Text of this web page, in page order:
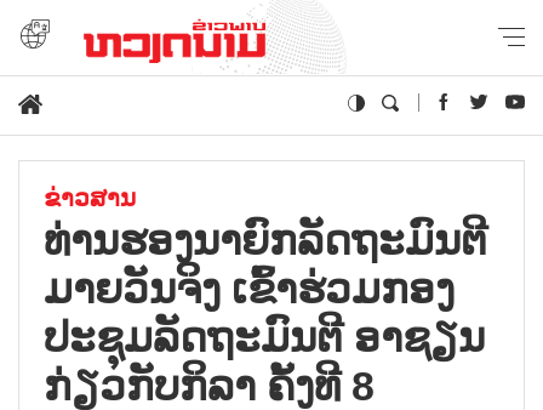
ຂ່າວສານ
ທ່ານຮອງນາຍົກລັດຖະມົນຕີ
ມາຍວັນຈິງ ເຂົ້າຮ່ວມກອງ
ປະຊຸມລັດຖະມົນຕີ ອາຊຽນ
ກ່ຽວກັບກິລາ ຄັ້ງທີ 8